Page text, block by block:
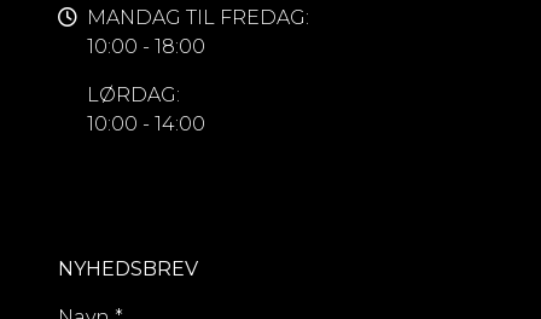
MANDAG TIL FREDAG:
10:00 - 18:00
LØRDAG:
10:00 - 14:00
NYHEDSBREV